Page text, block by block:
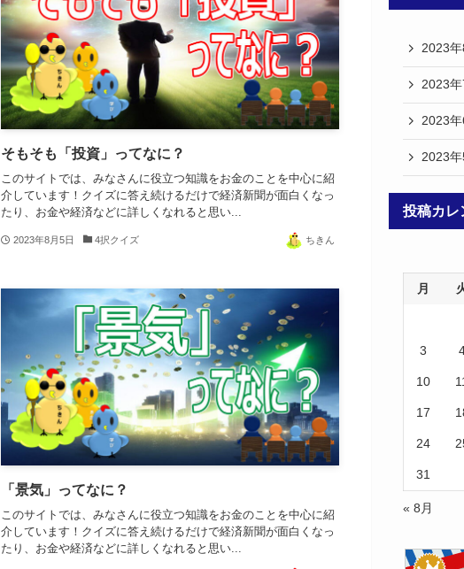
そもそも「投資」ってなに？
このサイトでは、みなさんに役立つ知識をお金のことを中心に紹
介しています！クイズに答え続けるだけで経済新聞が面白くなっ
たり、お金や経済などに詳しくなれると思い...
2023年8月5日 4択クイズ ちきん
「景気」ってなに？
このサイトでは、みなさんに役立つ知識をお金のことを中心に紹
介しています！クイズに答え続けるだけで経済新聞が面白くなっ
たり、お金や経済などに詳しくなれると思い...
2023年
2023年
2023年
2023年
投稿カレ
月
3
10
17
24
31
« 8月